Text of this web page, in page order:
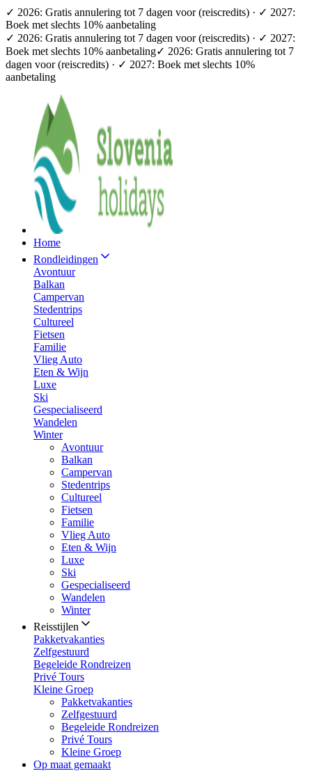
✓ 2026: Gratis annulering tot 7 dagen voor (reiscredits) · ✓ 2027:
Boek met slechts 10% aanbetaling
✓ 2026: Gratis annulering tot 7 dagen voor (reiscredits) · ✓ 2027:
Boek met slechts 10% aanbetaling✓ 2026: Gratis annulering tot 7
dagen voor (reiscredits) · ✓ 2027: Boek met slechts 10%
aanbetaling
Home
Rondleidingen
Avontuur
Balkan
Campervan
Stedentrips
Cultureel
Fietsen
Familie
Vlieg Auto
Eten & Wijn
Luxe
Ski
Gespecialiseerd
Wandelen
Winter
Avontuur
Balkan
Campervan
Stedentrips
Cultureel
Fietsen
Familie
Vlieg Auto
Eten & Wijn
Luxe
Ski
Gespecialiseerd
Wandelen
Winter
Reisstijlen
Pakketvakanties
Zelfgestuurd
Begeleide Rondreizen
Privé Tours
Kleine Groep
Pakketvakanties
Zelfgestuurd
Begeleide Rondreizen
Privé Tours
Kleine Groep
Op maat gemaakt